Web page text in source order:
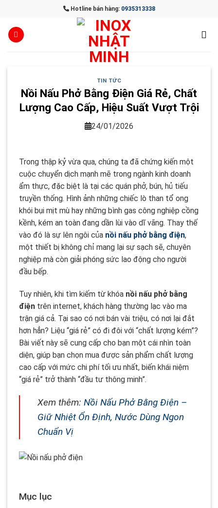
content
Hotline bán hàng: 0935313338
TIN TỨC
Nồi Nấu Phở Bằng Điện Giá Rẻ, Chất
Lượng Cao Cấp, Hiệu Suất Vượt Trội
24/01/2026
Trong thập kỷ vừa qua, chúng ta đã chứng kiến một
cuộc chuyển dịch mạnh mẽ trong ngành kinh doanh
ẩm thực, đặc biệt là tại các quán phở, bún, hủ tiếu
truyền thống. Hình ảnh những chiếc lò than tổ ong
khói bụi mịt mù hay những bình gas công nghiệp cồng
kềnh, kém an toàn đang dần lùi vào dĩ vãng. Thay thế
vào đó là sự lên ngôi của nồi nấu phở bằng điện,
một thiết bị không chỉ mang lại sự sạch sẽ, chuyên
nghiệp mà còn giải phóng sức lao động cho người
đầu bếp.
Tuy nhiên, khi tìm kiếm từ khóa nồi nấu phở bằng
điện trên internet, khách hàng thường lạc vào ma
trận giá cả. Tại sao có nơi bán vài triệu, có nơi lại đắt
hơn hẳn? Liệu “giá rẻ” có đi đôi với “chất lượng kém”?
Bài viết này sẽ cung cấp cho bạn một cái nhìn toàn
diện, giúp bạn chọn mua được sản phẩm chất lượng
cao cấp với mức chi phí tối ưu nhất, biến khái niệm
“giá rẻ” trở thành “đầu tư thông minh”.
Xem thêm: Nồi Nấu Phở Bằng Điện –
Giữ Nhiệt Ổn Định, Nước Dùng Ngon
Chuẩn Vị
Mục lục